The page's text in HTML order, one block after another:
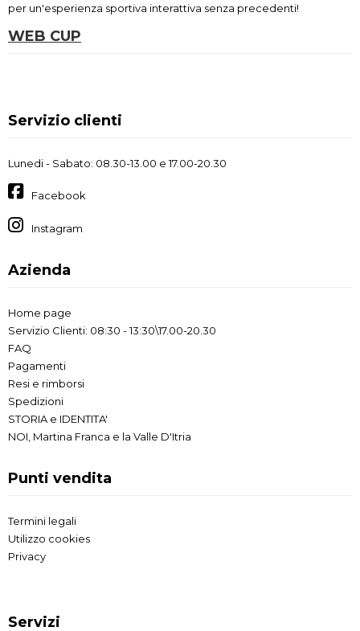
per un'esperienza sportiva interattiva senza precedenti!
WEB CUP
Servizio clienti
Lunedi - Sabato: 08.30-13.00 e 17.00-20.30
Facebook
Instagram
Azienda
Home page
Servizio Clienti: 08:30 - 13:30\17.00-20.30
FAQ
Pagamenti
Resi e rimborsi
Spedizioni
STORIA e IDENTITA'
NOI, Martina Franca e la Valle D'Itria
Punti vendita
Termini legali
Utilizzo cookies
Privacy
Servizi